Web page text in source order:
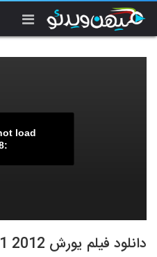
load
دانلود فیلم یورش The Raid 1 2012